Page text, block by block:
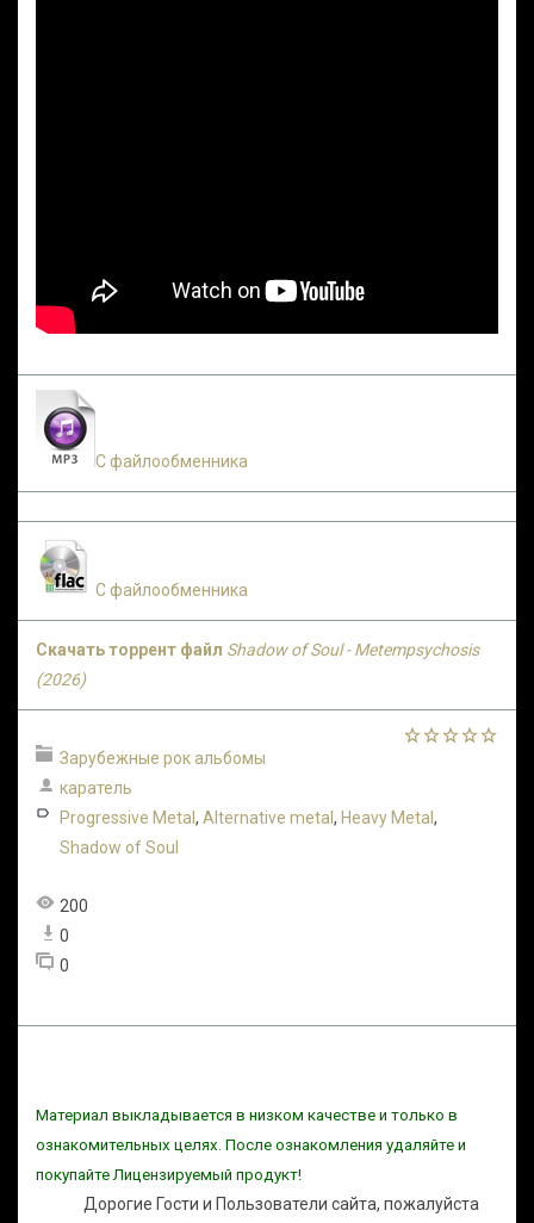
С файлообменника
С файлообменника
Скачать торрент файл Shadow of Soul - Metempsychosis
(2026)
Зарубежные рок альбомы
каратель
Progressive Metal , Alternative metal , Heavy Metal ,
Shadow of Soul
200
0
0
Материал выкладывается в низком качестве и только в
ознакомительных целях. После ознакомления удаляйте и
покупайте Лицензируемый продукт!
Дорогие Гости и Пользователи сайта, пожалуйста